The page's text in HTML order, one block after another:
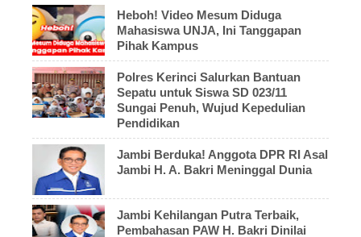
Heboh! Video Mesum Diduga
Mahasiswa UNJA, Ini Tanggapan
Pihak Kampus
Polres Kerinci Salurkan Bantuan
Sepatu untuk Siswa SD 023/11
Sungai Penuh, Wujud Kepedulian
Pendidikan
Jambi Berduka! Anggota DPR RI Asal
Jambi H. A. Bakri Meninggal Dunia
Jambi Kehilangan Putra Terbaik,
Pembahasan PAW H. Bakri Dinilai